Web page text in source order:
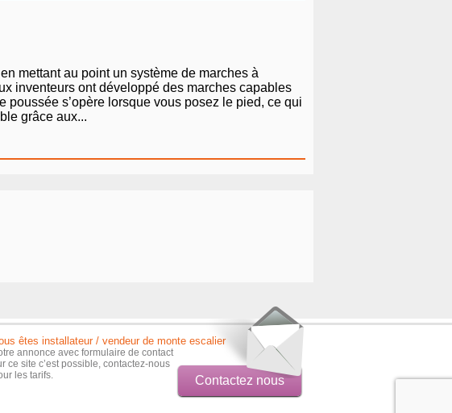
mettant au point un système de marches à
inventeurs ont développé des marches capables
poussée s’opère lorsque vous posez le pied, ce qui
grâce aux...
êtes installateur / vendeur de monte escalier
annonce avec formulaire de contact
ce site c’est possible, contactez-nous
les tarifs.
Contactez nous